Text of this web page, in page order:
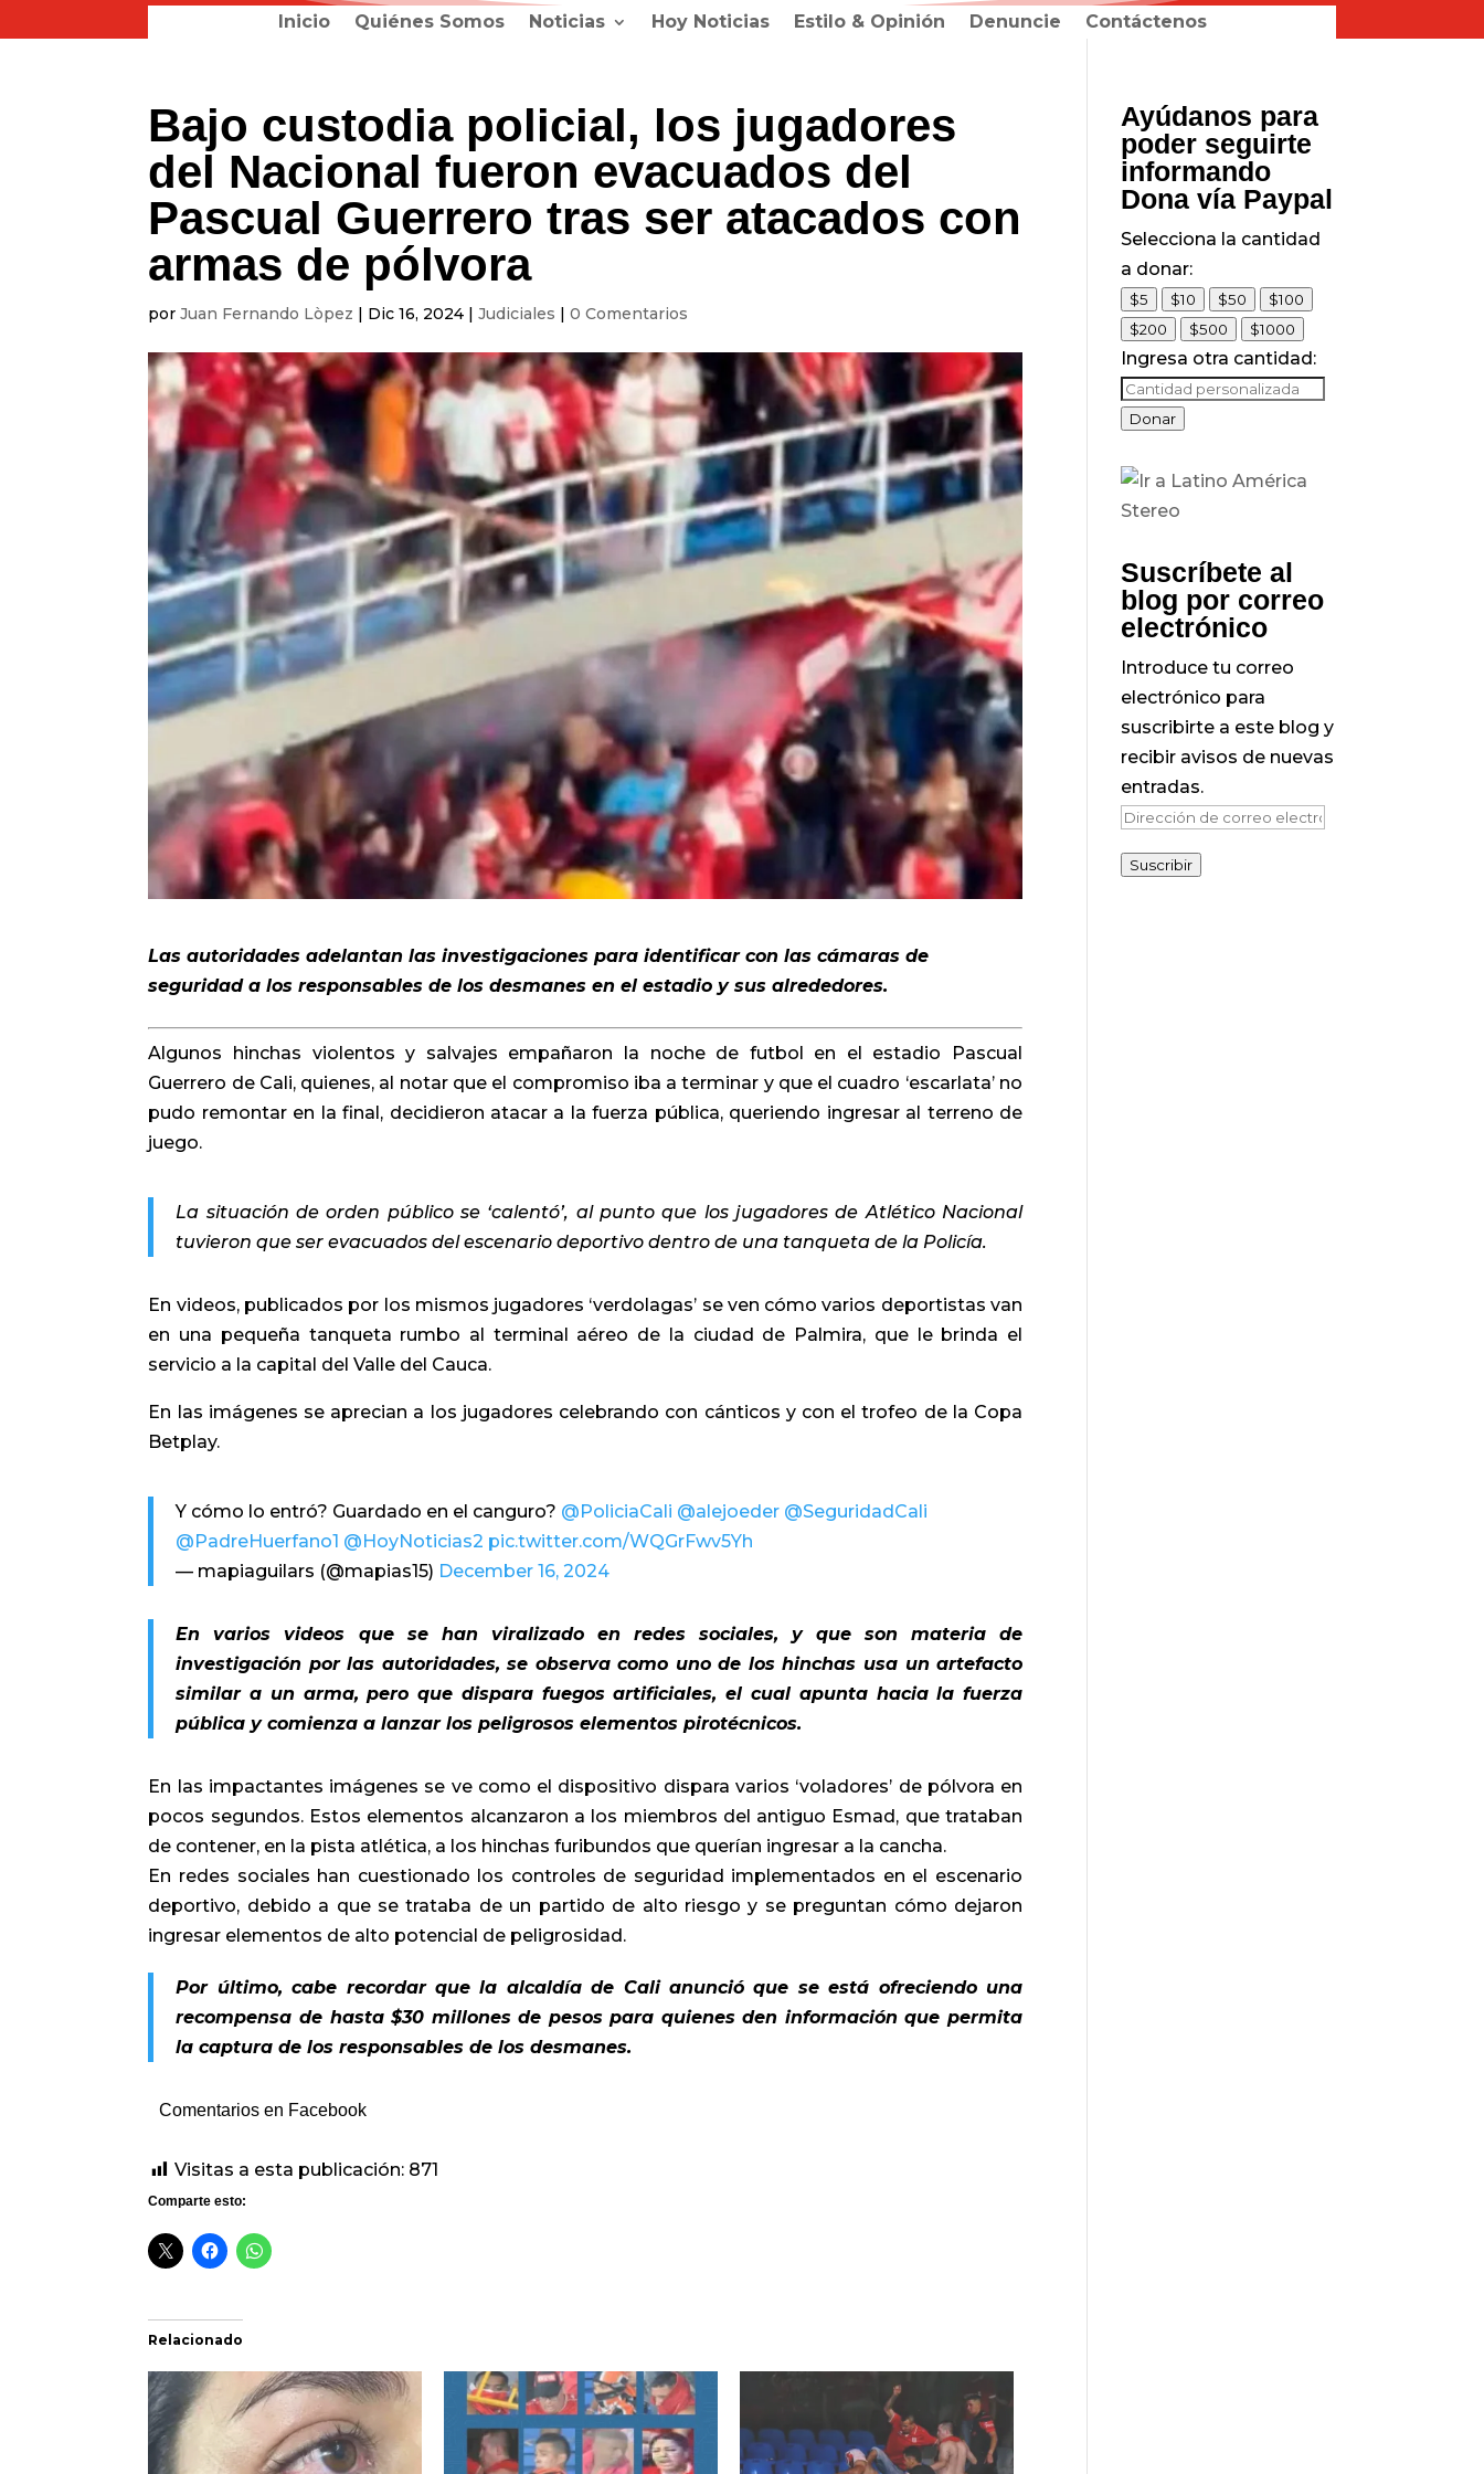
Inicio Quiénes Somos Noticias Hoy Noticias Estilo & Opinión Denuncie Contáctenos
Bajo custodia policial, los jugadores
del Nacional fueron evacuados del
Pascual Guerrero tras ser atacados con
armas de pólvora
porJuan Fernando Lòpez | Dic 16, 2024 |Judiciales |0 Comentarios
Las autoridades adelantan las investigaciones para identificar con las cámaras de
seguridad a los responsables de los desmanes en el estadio y sus alrededores.
Algunos hinchas violentos y salvajes empañaron la noche de futbol en el estadio Pascual
Guerrero de Cali, quienes, al notar que el compromiso iba a terminar y que el cuadro ‘escarlata’ no
pudo remontar en la final, decidieron atacar a la fuerza pública, queriendo ingresar al terreno de
juego.
La situación de orden público se ‘calentó’, al punto que los jugadores de Atlético Nacional
tuvieron que ser evacuados del escenario deportivo dentro de una tanqueta de la Policía.
En videos, publicados por los mismos jugadores ‘verdolagas’ se ven cómo varios deportistas van
en una pequeña tanqueta rumbo al terminal aéreo de la ciudad de Palmira, que le brinda el
servicio a la capital del Valle del Cauca.
En las imágenes se aprecian a los jugadores celebrando con cánticos y con el trofeo de la Copa
Betplay.
Y cómo lo entró? Guardado en el canguro? @PoliciaCali @alejoeder @SeguridadCali
@PadreHuerfano1 @HoyNoticias2 pic.twitter.com/WQGrFwv5Yh
— mapiaguilars (@mapias15) December 16, 2024
En varios videos que se han viralizado en redes sociales, y que son materia de
investigación por las autoridades, se observa como uno de los hinchas usa un artefacto
similar a un arma, pero que dispara fuegos artificiales, el cual apunta hacia la fuerza
pública y comienza a lanzar los peligrosos elementos pirotécnicos.
En las impactantes imágenes se ve como el dispositivo dispara varios ‘voladores’ de pólvora en
pocos segundos. Estos elementos alcanzaron a los miembros del antiguo Esmad, que trataban
de contener, en la pista atlética, a los hinchas furibundos que querían ingresar a la cancha.
En redes sociales han cuestionado los controles de seguridad implementados en el escenario
deportivo, debido a que se trataba de un partido de alto riesgo y se preguntan cómo dejaron
ingresar elementos de alto potencial de peligrosidad.
Por último, cabe recordar que la alcaldía de Cali anunció que se está ofreciendo una
recompensa de hasta $30 millones de pesos para quienes den información que permita
la captura de los responsables de los desmanes.
Comentarios en Facebook
Visitas a esta publicación: 871
Comparte esto:
Relacionado
Ayúdanos para
poder seguirte
informando
Dona vía Paypal
Selecciona la cantidad
a donar:
$5 $10 $50
$100
$200
$500 $1000
Ingresa otra cantidad:
Donar
Suscríbete al
blog por correo
electrónico
Introduce tu correo
electrónico para
suscribirte a este blog y
recibir avisos de nuevas
entradas.
Dirección
correo
Suscribir